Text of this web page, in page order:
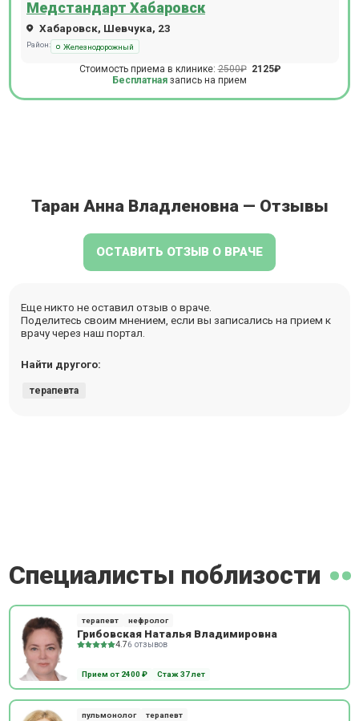
Медстандарт Хабаровск
Хабаровск, Шевчука, 23
Район: Железнодорожный
Стоимость приема в клинике:2500₽ 2125₽
Бесплатная запись на прием
Таран Анна Владленовна — Отзывы
ОСТАВИТЬ ОТЗЫВ О ВРАЧЕ
Еще никто не оставил отзыв о враче.
Поделитесь своим мнением, если вы записались на прием к
врачу через наш портал.
Найти другого:
терапевта
Специалисты поблизости
терапевт нефролог
Грибовская Наталья Владимировна
4.76 отзывов
Прием от 2400 ₽ Стаж 37 лет
пульмонолог терапевт